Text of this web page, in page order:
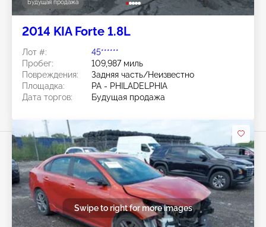
Будущая продажа
2014 KIA Forte 1.8L
Лот #:
45******
Пробег:
109,987 миль
Повреждения:
Задняя часть/Неизвестно
Площадка:
PA - PHILADELPHIA
Дата торгов:
Будущая продажа
Swipe to right for more images